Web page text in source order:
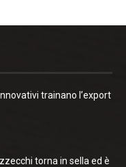
trainano l’export
torna in sella ed è